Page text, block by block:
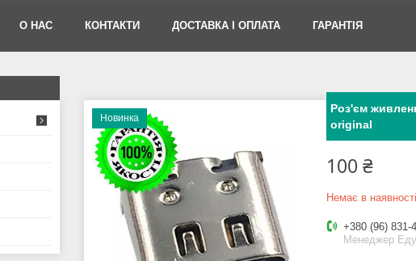
О НАС КОНТАКТИ ДОСТАВКА І ОПЛАТА ГАРАНТІЯ
Новинка
Роз'єм
original
100 ₴
Немає в наявності
+380 (96) 831-
Менеджер